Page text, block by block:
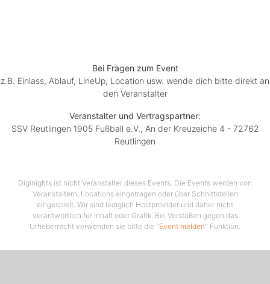
Bei Fragen zum Event
z.B. Einlass, Ablauf, LineUp, Location usw. wende dich bitte direkt an
den Veranstalter
Veranstalter und Vertragspartner:
SSV Reutlingen 1905 Fußball e.V., An der Kreuzeiche 4 - 72762
Reutlingen
Diginights ist nicht Veranstalter dieses Events. Die Events werden von
Veranstaltern, Locations eingetragen oder über Schnittstellen
eingespielt. Wir sind lediglich Hostprovider und daher nicht
verantwortlich für Inhalt oder Grafik. Bei Verstößen gegen das
Urheberrecht verwenden sie bitte die "Event melden" Funktion.